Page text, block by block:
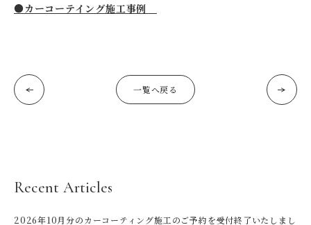
●カーコーテイング施工事例
一覧へ戻る
Recent Articles
2026年10月分のカーコーティング施工のご予約を受付終了いたしまし